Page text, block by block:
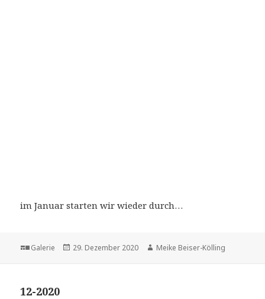
im Januar starten wir wieder durch…
Format
Galerie
Veröffentlicht
29. Dezember 2020 Autor
Meike Beiser-Kölling
12-2020